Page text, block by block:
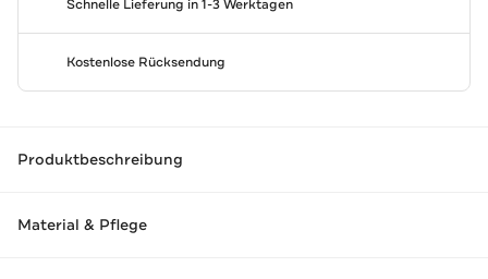
Schnelle Lieferung in 1-3 Werktagen
Kostenlose Rücksendung
Produktbeschreibung
Material & Pflege